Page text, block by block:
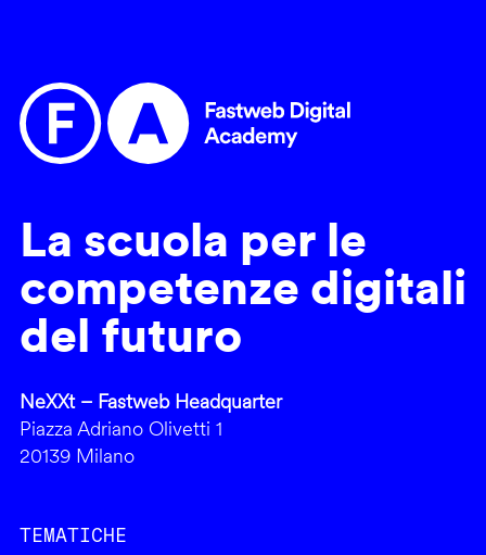
La scuola per le
competenze digitali
del futuro
NeXXt – Fastweb Headquarter
Piazza Adriano Olivetti 1
20139 Milano
TEMATICHE